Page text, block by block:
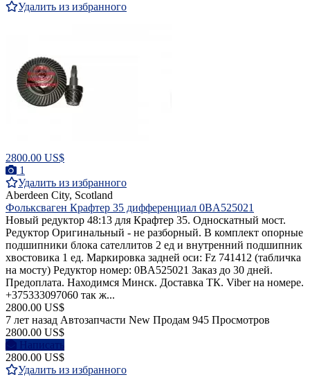
Удалить из избранного
2800.00 US$
1
Удалить из избранного
Aberdeen City, Scotland
Фольксваген Крафтер 35 дифференциал 0BA525021
Новый редуктор 48:13 для Крафтер 35. Односкатный мост.
Редуктор Оригинальный - не разборный. В комплект опорные
подшипники блока сателлитов 2 ед и внутренний подшипник
хвостовика 1 ед. Маркировка задней оси: Fz 741412 (табличка
на мосту) Редуктор номер: 0BA525021 Заказ до 30 дней.
Предоплата. Находимся Минск. Доставка ТК. Viber на номере.
+375333097060 так ж...
2800.00 US$
7 лет назад Автозапчасти New Продам 945 Просмотров
2800.00 US$
Написать
2800.00 US$
Удалить из избранного